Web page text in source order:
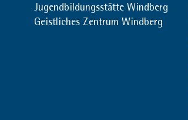
Jugendbildungsstätte Windberg
Geistliches Zentrum Windberg